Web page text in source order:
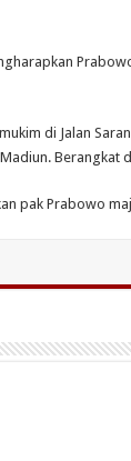
di Jalan
Berangkat
pak Prabowo